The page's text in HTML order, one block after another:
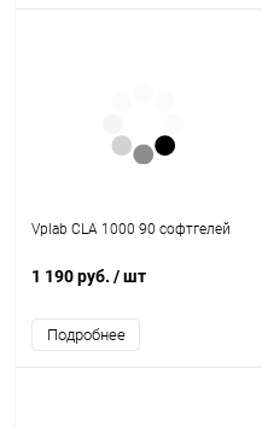
Vplab CLA 1000 90 софтгелей
1 190 руб. / шт
Подробнее